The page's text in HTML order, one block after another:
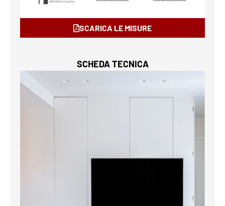
SCARICA LE MISURE
SCHEDA TECNICA